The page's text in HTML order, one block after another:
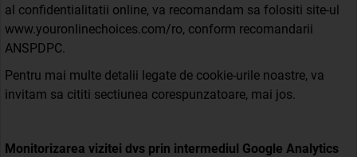
al confidentialitatii online, va recomandam sa folositi site-ul
www.youronlinechoices.com/ro, conform recomandarii
ANSPDPC.
Pentru mai multe detalii legate de cookie-urile noastre, va
invitam sa cititi sectiunea corespunzatoare, mai jos.
Monitorizarea vizitei dvs prin intermediul Google Analytics